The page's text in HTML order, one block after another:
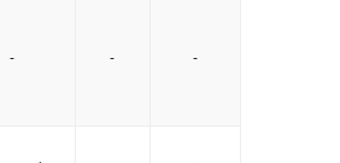
- - -